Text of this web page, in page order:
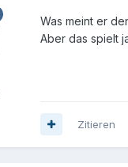
Was meint er
Aber das spielt
Zitieren